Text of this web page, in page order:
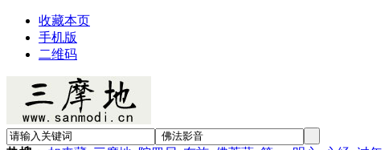
收藏本页
手机版
二维码